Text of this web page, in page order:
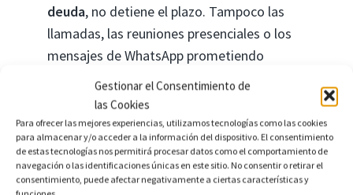
Gestionar el Consentimiento de
las Cookies
Para ofrecer las mejores experiencias, utilizamos tecnologías como las cookies
para almacenar y/o acceder a la información del dispositivo. El consentimiento
de estas tecnologías nos permitirá procesar datos como el comportamiento de
navegación o las identificaciones únicas en este sitio. No consentir o retirar el
consentimiento, puede afectar negativamente a ciertas características y
deuda, no detiene el plazo. Tampoco las
llamadas, las reuniones presenciales o los
mensajes de WhatsApp prometiendo
«arreglarlo». Solo la presentación de
demanda detiene la caducidad.
La regla práctica es clara:mientras se
negocia, se prepara la demanda en
paralelo. Si el día 35 no hay acuerdo